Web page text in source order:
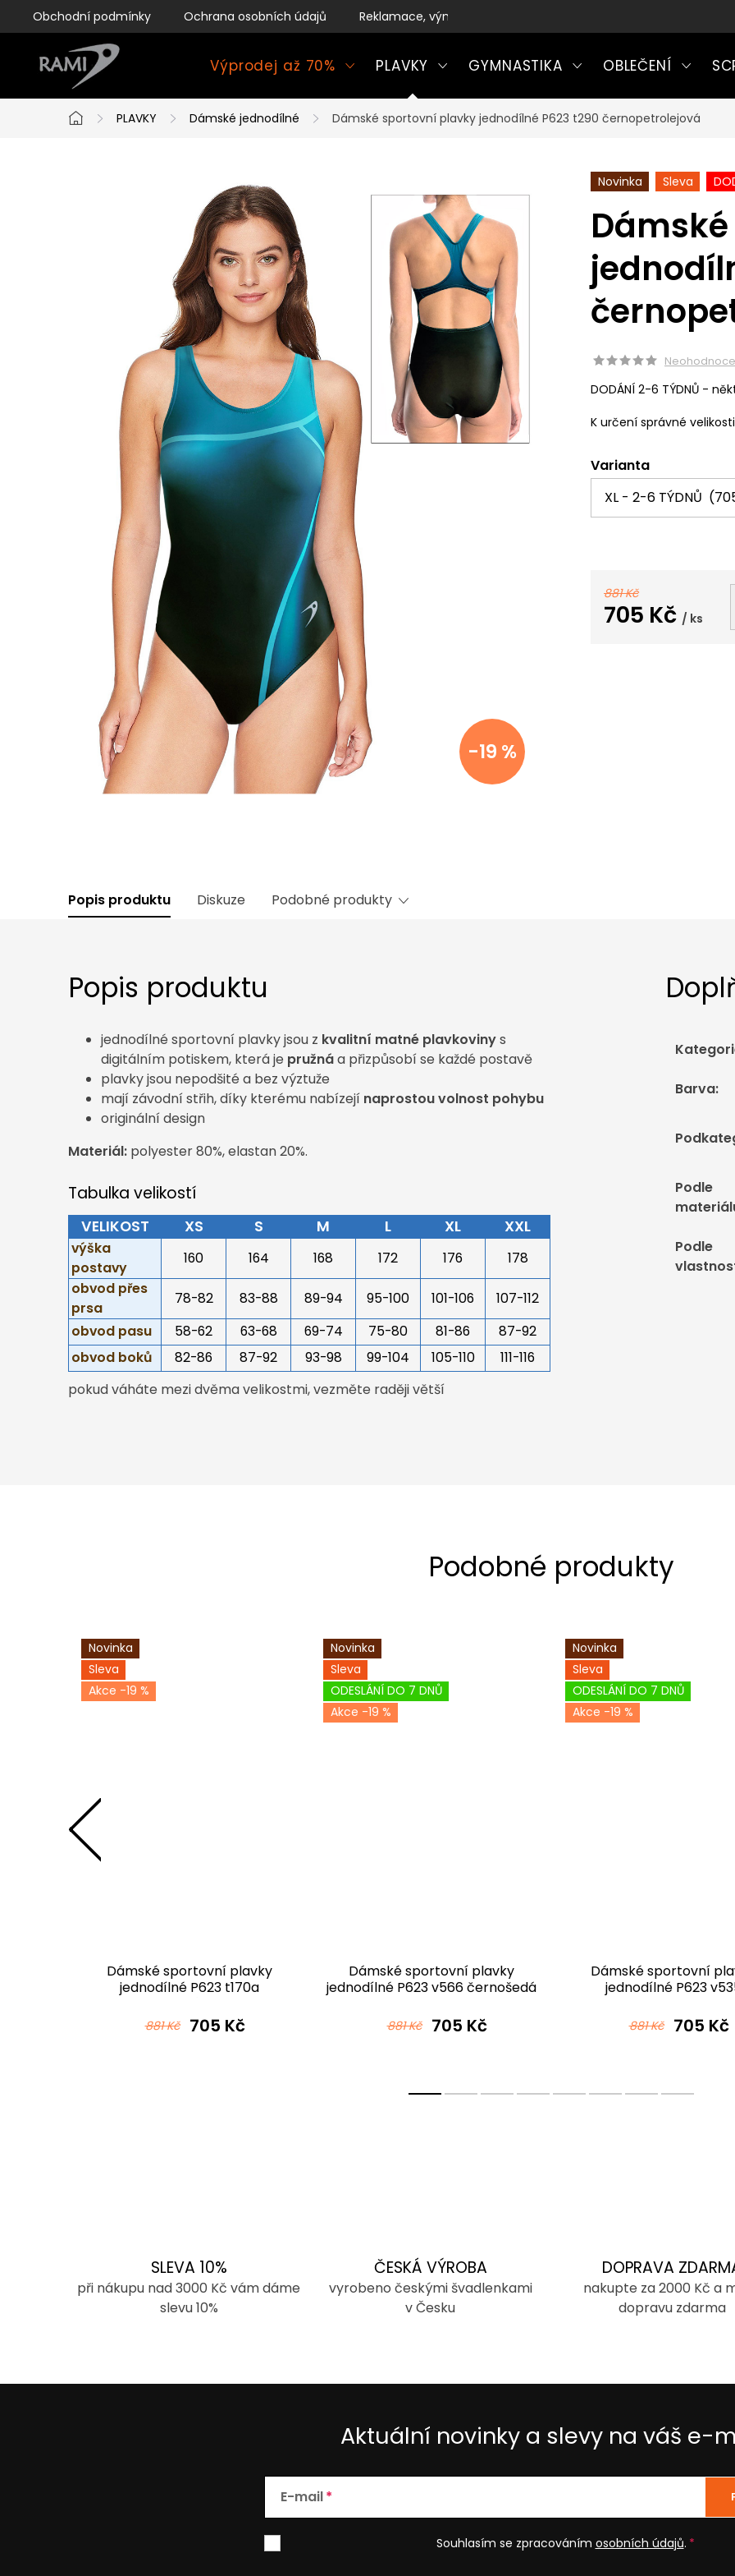
na
Obchodní podmínky Ochrana osobních údajů Reklamace, výměny a vrácení zboží
Výprodej až 70% PLAVKY GYMNASTIKA OBLEČENÍ
Domů
PLAVKY Dámské jednodílné Dámské sportovní plavky jednodílné P623 t290 černopetrolejová
-19 %
Novinka Sleva
DODÁNÍ 2-6 TÝDNŮ -
K určení správné
Varianta
881 Kč
705 Kč / ks
Popis produktu Diskuze Podobné produkty
Popis produktu
jednodílné sportovní plavky jsou z kvalitní matné plavkovinys
digitálním potiskem, která je pružnáa přizpůsobí se každé postavě
plavky jsou nepodšité a bez výztuže
mají závodní střih, díky kterému nabízejí naprostou volnost pohybu
originální design
Materiál: polyester 80%, elastan 20%.
Tabulka velikostí
VELIKOST XS S M L XL XXL
výška
postavy
160 164 168 172 176
178
obvod přes
prsa
78-82 83-88 89-94 95-100 101-106
107-112
obvod pasu
58-62 63-68 69-74 75-80 81-86
87-92
obvod boků
82-86 87-92 93-98 99-104 105-110
111-116
pokud váháte mezi dvěma velikostmi, vezměte raději větší
Barva:
Podle
Podle
Novinka
Sleva
-19 %
Dámské sportovní plavky
jednodílné P623 t170a
881 Kč 705 Kč
Novinka
Sleva
ODESLÁNÍ DO 7 DNŮ
-19 %
Dámské sportovní plavky
jednodílné P623 v566 černošedá
881 Kč 705 Kč
Novinka
Sleva
ODESLÁNÍ DO 7 DNŮ
-19 %
Dámské sportovní
jednodílné P623
881 Kč 705 Kč
SLEVA 10%
při nákupu nad 3000 Kč vám dáme
slevu 10%
ČESKÁ VÝROBA
vyrobeno českými švadlenkami
v Česku
DOPRAVA
nakupte za 2000 Kč a
dopravu zdarma
Aktuální novinky a slevy na váš e-
E-mail
Souhlasím se zpracováním osobních údajů.